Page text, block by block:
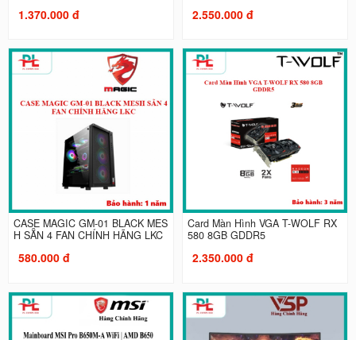
1.370.000 đ 2.550.000 đ
CASE MAGIC GM-01 BLACK MES
H SẴN 4 FAN CHÍNH HÃNG LKC
580.000 đ
Card Màn Hình VGA T-WOLF RX
580 8GB GDDR5
2.350.000 đ